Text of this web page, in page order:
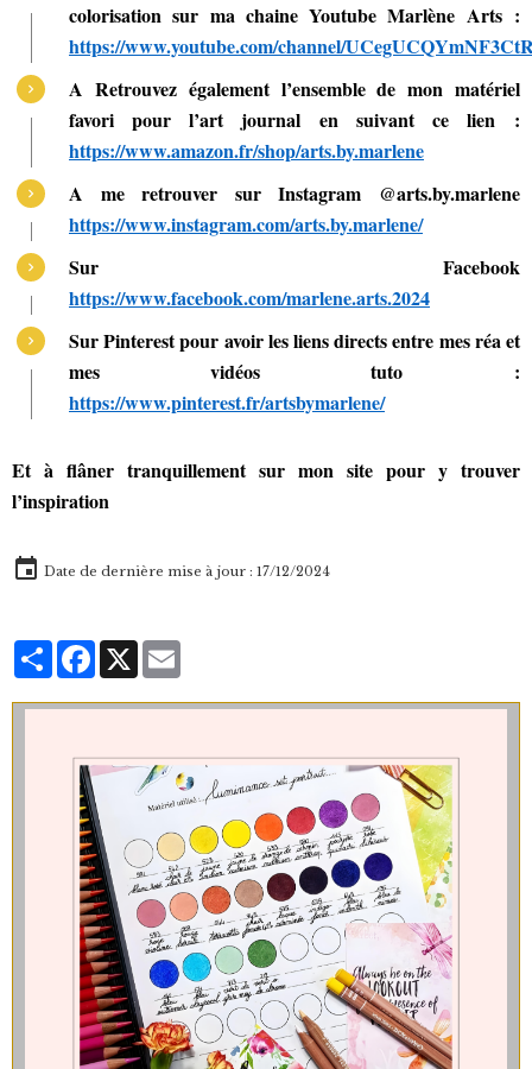
colorisation sur ma chaine Youtube Marlène Arts :
https://www.youtube.com/channel/
A Retrouvez également l’ensemble de mon matériel
favori pour l’art journal en suivant ce lien :
https://www.amazon.fr/shop/arts.by.marlene
A me retrouver sur Instagram @arts.by.marlene
https://www.instagram.com/arts.by.marlene/
Sur Facebook
https://www.facebook.com/marlene.arts.2024
Sur Pinterest pour avoir les liens directs entre mes réa et
mes vidéos tuto :
https://www.pinterest.fr/artsbymarlene/
Et à flâner tranquillement sur mon site pour y trouver
l’inspiration
Date de dernière mise à jour : 17/12/2024
PartagerFacebook
X